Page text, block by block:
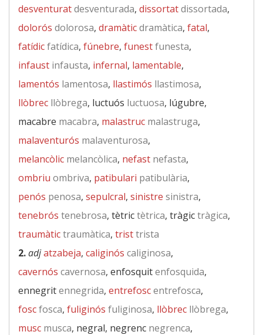
desventuratdesventurada, dissortatdissortada,
dolorós dolorosa, dramàticdramàtica, fatal,
fatídicfatídica, fúnebre, funestfunesta,
infaust infausta, infernal, lamentable,
lamentós lamentosa, llastimós llastimosa,
llòbrec llòbrega, luctuós luctuosa, lúgubre,
macabre macabra, malastruc malastruga,
malaventurós malaventurosa,
melancòlic melancòlica, nefast nefasta,
ombriu ombriva, patibulari patibulària,
penós penosa, sepulcral, sinistre sinistra,
tenebrós tenebrosa, tètrictètrica, tràgictràgica,
traumàtictraumàtica, tristtrista
2.adjatzabeja, caliginós caliginosa,
cavernós cavernosa, enfosquitenfosquida,
ennegritennegrida, entrefoscentrefosca,
foscfosca, fuliginós fuliginosa, llòbrec llòbrega,
musc musca, negral, negrenc negrenca,